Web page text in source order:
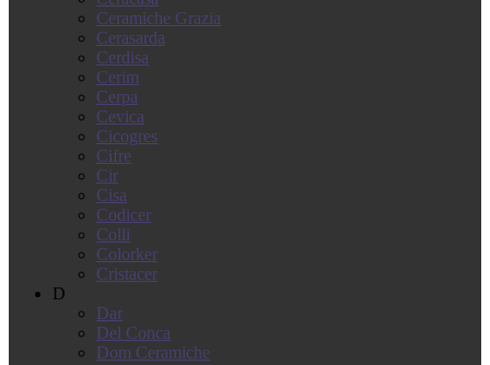
Ceramiche Grazia
Cerasarda
Cerdisa
Cerim
Cerpa
Cevica
Cicogres
Cifre
Cir
Cisa
Codicer
Colli
Colorker
Cristacer
D
Dar
Del Conca
Dom Ceramiche